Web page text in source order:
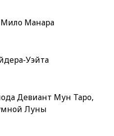
Мило Манара
Уэйта
Девиант Мун Таро,
Луны